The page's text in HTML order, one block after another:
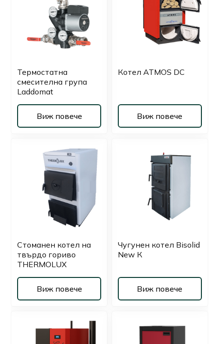
Термостатна
смесителна група
Laddomat
Виж повече
Котел ATMOS DC
Виж повече
Стоманен котел на
твърдо гориво
THERMOLUX
Виж повече
Чугунен котел Bisolid
New К
Виж повече